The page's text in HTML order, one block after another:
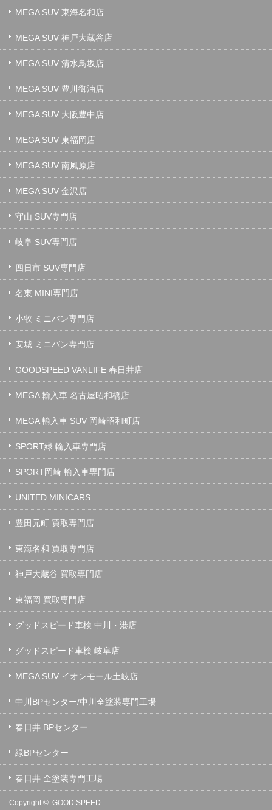
MEGA SUV 東海名和店
MEGA SUV 神戸大蔵谷店
MEGA SUV 清水鳥坂店
MEGA SUV 豊川御油店
MEGA SUV 大阪豊中店
MEGA SUV 東福岡店
MEGA SUV 南風原店
MEGA SUV 金沢店
守山 SUV専門店
岐阜 SUV専門店
四日市 SUV専門店
名東 MINI専門店
小牧 ミニバン専門店
安城 ミニバン専門店
GOODSPEED VANLIFE 春日井店
MEGA 輸入車 名古屋昭和橋店
MEGA 輸入車 SUV 岡崎昭和町店
SPORT緑 輸入車専門店
SPORT岡崎 輸入車専門店
UNITED MINICARS
豊田元町 買取専門店
東海名和 買取専門店
神戸大蔵谷 買取専門店
東福岡 買取専門店
グッドスピード車検 中川・港店
グッドスピード車検 岐阜店
MEGA SUV イオンモール土岐店
中川BPセンター/中川全塗装専門工場
春日井 BPセンター
緑BPセンター
春日井 全塗装専門工場
Copyright © GOOD SPEED.